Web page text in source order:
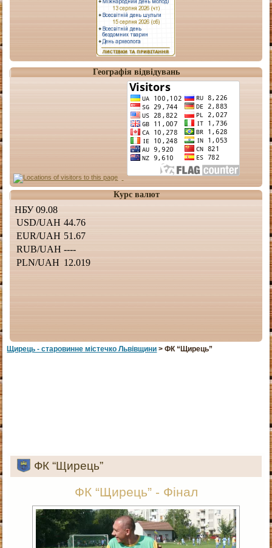
Географія відвідувань
Курс валют
Щирець - старовинне мiстечко Львiвщини > ФК “Щирець”
ФК “Щирець”
ФК “Щирець” - Фінал